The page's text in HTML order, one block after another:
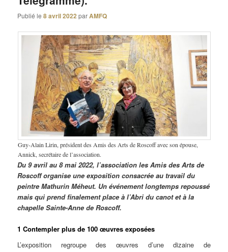
Publié le8 avril 2022 parAMFQ
Guy-Alain Lirin, président des Amis des Arts de Roscoff avec son épouse,
Annick, secrétaire de l’association.
Du 9 avril au 8 mai 2022, l’association les Amis des Arts de
Roscoff organise une exposition consacrée au travail du
peintre Mathurin Méheut. Un événement longtemps repoussé
mais qui prend finalement place à l’Abri du canot et à la
chapelle Sainte-Anne de Roscoff.
1 Contempler plus de 100 œuvres exposées
L’exposition regroupe des œuvres d’une dizaine de